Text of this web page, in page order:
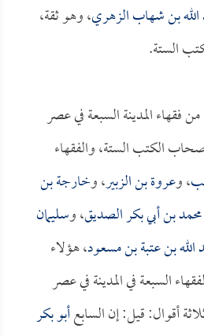
بن شهاب الزهري، وهو ثقة،
الستة.
من فقهاء المدينة السبعة في عصر
الكتب الستة، والفقهاء
، وعروة بن الزبير، وخارجة بن
بن أبي بكر الصديق، وسليمان
الله بن عتبة بن مسعود، هؤلاء
السبعة في المدينة في عصر
أقوال: قيل: إن السابعأبو بكر